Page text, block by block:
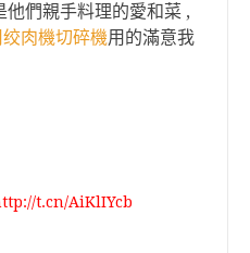
們親手料理的愛和菜 ,
绞肉機切碎機用的滿意我
t.cn/AiKlIYcb